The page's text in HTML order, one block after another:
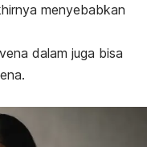
menyebabkan
dalam juga bisa